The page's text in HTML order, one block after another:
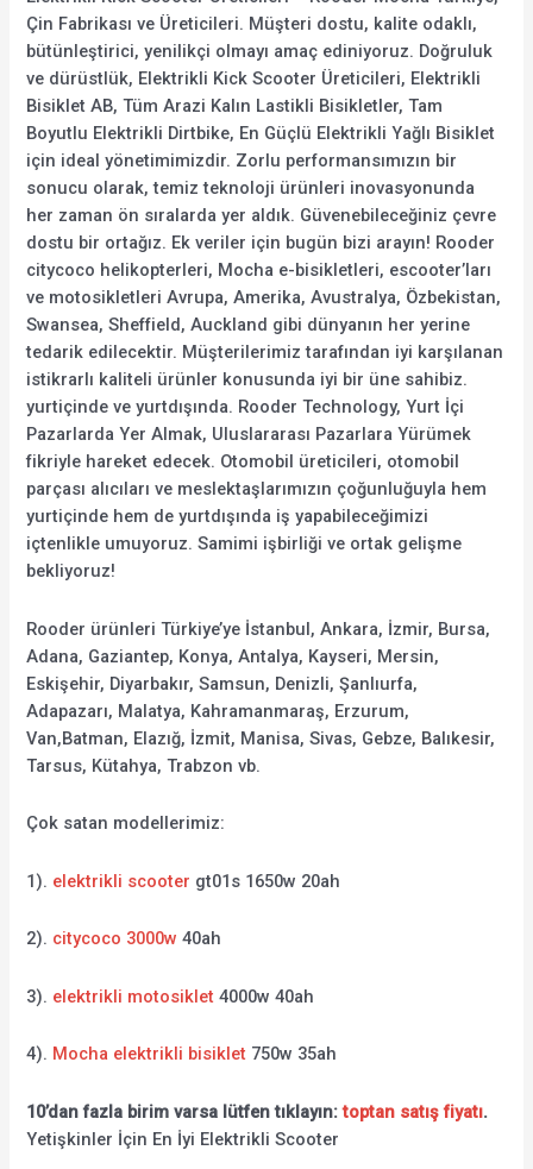
Çin Fabrikası ve Üreticileri. Müşteri dostu, kalite odaklı,
bütünleştirici, yenilikçi olmayı amaç ediniyoruz. Doğruluk
ve dürüstlük, Elektrikli Kick Scooter Üreticileri, Elektrikli
Bisiklet AB, Tüm Arazi Kalın Lastikli Bisikletler, Tam
Boyutlu Elektrikli Dirtbike, En Güçlü Elektrikli Yağlı Bisiklet
için ideal yönetimimizdir. Zorlu performansımızın bir
sonucu olarak, temiz teknoloji ürünleri inovasyonunda
her zaman ön sıralarda yer aldık. Güvenebileceğiniz çevre
dostu bir ortağız. Ek veriler için bugün bizi arayın! Rooder
citycoco helikopterleri, Mocha e-bisikletleri, escooter’ları
ve motosikletleri Avrupa, Amerika, Avustralya, Özbekistan,
Swansea, Sheffield, Auckland gibi dünyanın her yerine
tedarik edilecektir. Müşterilerimiz tarafından iyi karşılanan
istikrarlı kaliteli ürünler konusunda iyi bir üne sahibiz.
yurtiçinde ve yurtdışında. Rooder Technology, Yurt İçi
Pazarlarda Yer Almak, Uluslararası Pazarlara Yürümek
fikriyle hareket edecek. Otomobil üreticileri, otomobil
parçası alıcıları ve meslektaşlarımızın çoğunluğuyla hem
yurtiçinde hem de yurtdışında iş yapabileceğimizi
içtenlikle umuyoruz. Samimi işbirliği ve ortak gelişme
bekliyoruz!
Rooder ürünleri Türkiye’ye İstanbul, Ankara, İzmir, Bursa,
Adana, Gaziantep, Konya, Antalya, Kayseri, Mersin,
Eskişehir, Diyarbakır, Samsun, Denizli, Şanlıurfa,
Adapazarı, Malatya, Kahramanmaraş, Erzurum,
Van,Batman, Elazığ, İzmit, Manisa, Sivas, Gebze, Balıkesir,
Tarsus, Kütahya, Trabzon vb.
Çok satan modellerimiz:
1). elektrikli scooter gt01s 1650w 20ah
2). citycoco 3000w 40ah
3). elektrikli motosiklet 4000w 40ah
4). Mocha elektrikli bisiklet 750w 35ah
10’dan fazla birim varsa lütfen tıklayın:toptan satış fiyatı.
Yetişkinler İçin En İyi Elektrikli Scooter